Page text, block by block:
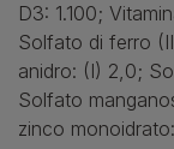
D3: 1.100;
Solfato di ferro
anidro: (I) 2,0;
Solfato
zinco